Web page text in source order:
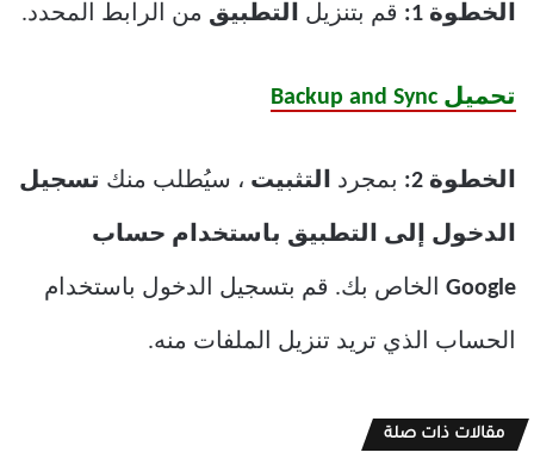
الخطوة 1: قم بتنزيل التطبيق من الرابط المحدد.
تحميل Backup and Sync
الخطوة 2: بمجرد التثبيت ، سيُطلب منك تسجيل
الدخول إلى التطبيق باستخدام حساب
Google الخاص بك. قم بتسجيل الدخول باستخدام
الحساب الذي تريد تنزيل الملفات منه.
مقالات ذات صلة